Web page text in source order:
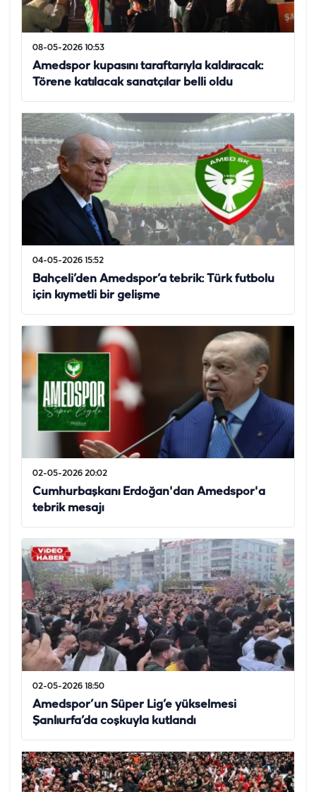
08-05-2026 10:53
Amedspor kupasını taraftarıyla kaldıracak:
Törene katılacak sanatçılar belli oldu
04-05-2026 15:52
Bahçeli’den Amedspor’a tebrik: Türk futbolu
için kıymetli bir gelişme
02-05-2026 20:02
Cumhurbaşkanı Erdoğan'dan Amedspor'a
tebrik mesajı
02-05-2026 18:50
Amedspor’un Süper Lig’e yükselmesi
Şanlıurfa’da coşkuyla kutlandı